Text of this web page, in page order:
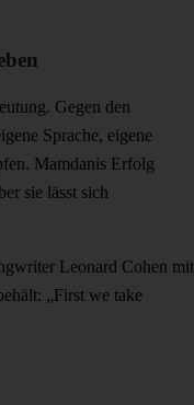
Gegen den
Sprache, eigene
Mamdanis Erfolg
sie lässt sich
Leonard Cohen mit
„First we take